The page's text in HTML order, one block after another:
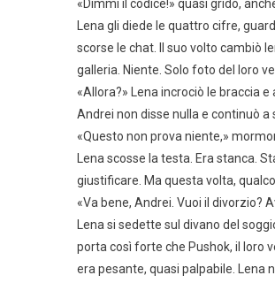
«Dimmi il codice!» quasi gridò,
Lena gli diede le quattro cifre,
scorse le chat. Il suo volto cambiò
galleria. Niente. Solo foto del loro
«Allora?» Lena incrociò le braccia
Andrei non disse nulla e continuò
«Questo non prova niente,»
Lena scosse la testa. Era stanca.
giustificare. Ma questa volta,
«Va bene, Andrei. Vuoi il divorzio?
Lena si sedette sul divano del
porta così forte che Pushok, il loro
era pesante, quasi palpabile. Lena